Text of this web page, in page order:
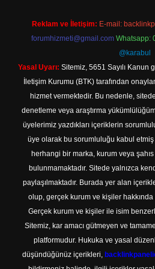
Reklam ve İletişim: E-mail:
forumhizmeti@gmail.com Whatsapp:
@karabul
Yasal Uyarı: Sitemiz, 5651 Sayılı Kanun
İletişim Kurumu (BTK) tarafından
hizmet vermektedir. Bu nedenle,
denetleme veya araştırma
üyelerimiz yazdıkları içeriklerin
üye olarak bu sorumluluğu kabul etmiş
herhangi bir marka, kurum veya
bulunmamaktadır. Sitede yalnızca
paylaşılmaktadır. Burada yer alan
olup, gerçek kurum ve kişiler hakkında
Gerçek kurum ve kişiler ile isim
Sitemiz, kar amacı gütmeyen ve
platformudur. Hukuka ve yasal
düşündüğünüz içerikleri,